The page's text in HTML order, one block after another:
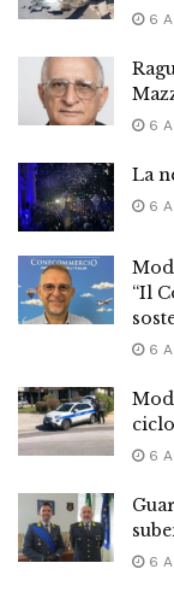
6
6
La
6
“Il
6
6
6